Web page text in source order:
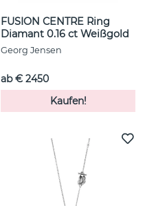
FUSION CENTRE Ring
Diamant 0.16 ct Weißgold
Georg Jensen
ab € 2450
Kaufen!